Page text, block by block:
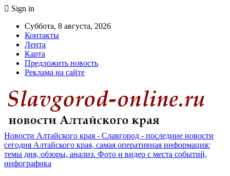
Sign in
Суббота, 8 августа, 2026
Контакты
Лента
Карта
Предложить новость
Реклама на сайте
Новости Алтайского края - Славгород - последние новости
сегодня Алтайского края, самая оперативная информация:
темы дня, обзоры, анализ. Фото и видео с места событий,
инфографика